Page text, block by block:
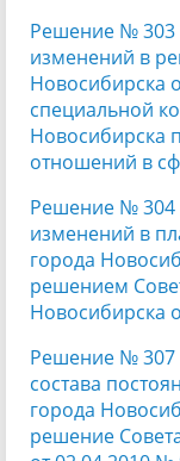
Решение № 303
изменений в
Новосибирска
специальной
Новосибирска
отношений в
Решение № 304
изменений в
города
решением
Новосибирска
Решение № 307
состава
города
решение